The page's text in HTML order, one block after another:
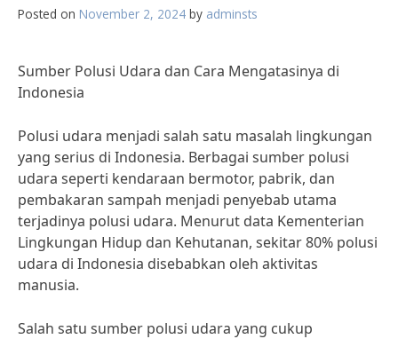
Posted on November 2, 2024 by adminsts
Sumber Polusi Udara dan Cara Mengatasinya di
Indonesia
Polusi udara menjadi salah satu masalah lingkungan
yang serius di Indonesia. Berbagai sumber polusi
udara seperti kendaraan bermotor, pabrik, dan
pembakaran sampah menjadi penyebab utama
terjadinya polusi udara. Menurut data Kementerian
Lingkungan Hidup dan Kehutanan, sekitar 80% polusi
udara di Indonesia disebabkan oleh aktivitas
manusia.
Salah satu sumber polusi udara yang cukup